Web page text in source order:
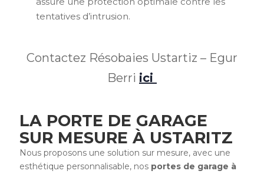
tentatives d’intrusion.
Contactez Résobaies Ustartiz – Egur
Berri ici
LA PORTE DE GARAGE
SUR MESURE À USTARITZ
Nous proposons une solution sur mesure, avec une
esthétique personnalisable, nos portes de garage à